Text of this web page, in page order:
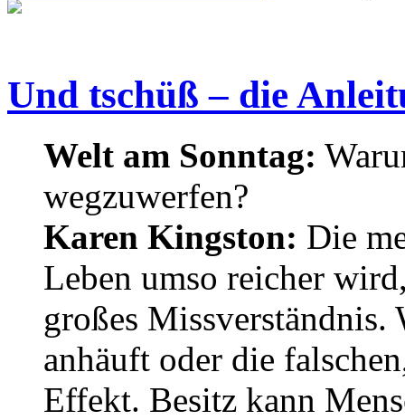
Und tschüß – die
Welt am Sonntag:
wegzuwerfen?
Karen Kingston: Die
Leben umso reicher
großes
anhäuft oder die
Effekt. Besitz kann